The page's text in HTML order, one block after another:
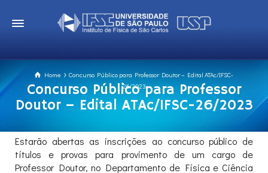
Home
Concurso Público para Professor Doutor – Edital ATAc/IFSC-
26/2023
Concurso Público para Professor
Doutor – Edital ATAc/IFSC-26/2023
Estarão abertas as inscrições ao concurso público de
títulos e provas para provimento de um cargo de
Professor Doutor, no Departamento de Física e Ciência